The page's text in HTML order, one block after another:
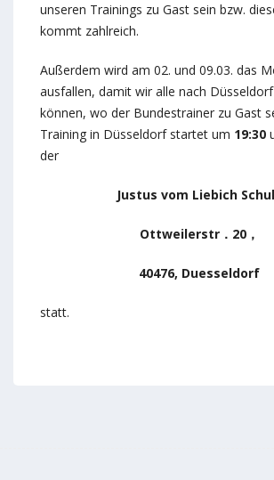
unseren Trainings zu Gast sein bzw.
kommt zahlreich.
Außerdem wird am 02. und 09.03. das
ausfallen, damit wir alle nach
können, wo der Bundestrainer zu Gast
Training in Düsseldorf startet um 19:30
der
Justus vom Liebich
Ottweilerstr．20，
40476, Duesseldorf
statt.